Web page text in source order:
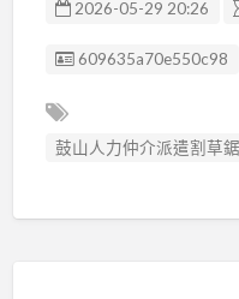
2026-05-29 20:26
廣告编號
609635a70e550c98
鼓山人力仲介派遣割草